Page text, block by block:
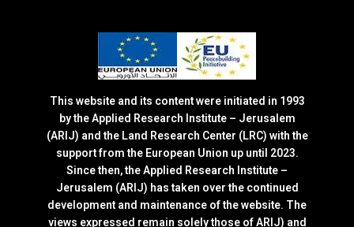
This website and its content were initiated in 1993
by the Applied Research Institute – Jerusalem
(ARIJ) and the Land Research Center (LRC) with the
support from the European Union up until 2023.
Since then, the Applied Research Institute –
Jerusalem (ARIJ) has taken over the continued
development and maintenance of the website. The
views expressed remain solely those of ARIJ) and